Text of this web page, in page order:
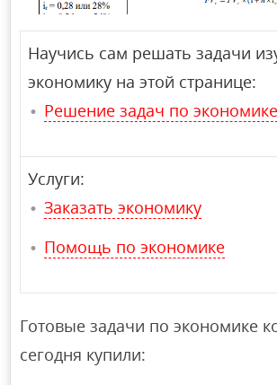
Научись сам решать задачи
экономику на этой странице:
Решение задач по экономике
Услуги:
Заказать экономику
Помощь по экономике
Готовые задачи по экономике
сегодня купили: